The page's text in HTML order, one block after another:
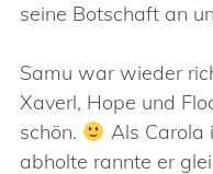
seine Botschaft an
Samu war wieder
Xaverl, Hope und
schön.
Als Carola
abholte rannte er